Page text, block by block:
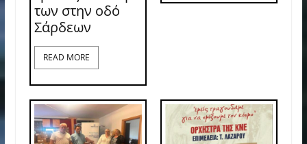
των στην οδό
Σάρδεων
READ MORE